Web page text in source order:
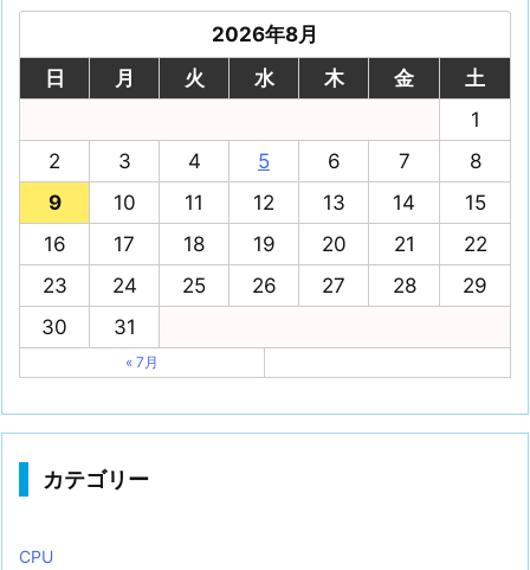
2026年8月
日
月 火 水 木 金
土
1
2
3 4 5 6 7
8
9
10 11 12 13 14
15
16
17 18 19 20 21
22
23
24 25 26 27 28
29
30
31
« 7月
カテゴリー
CPU